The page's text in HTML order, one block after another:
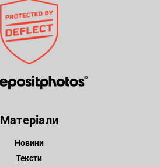
Матеріали
Новини
Тексти